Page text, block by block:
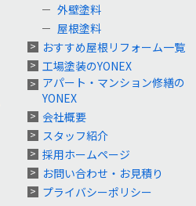
外壁塗料
屋根塗料
おすすめ屋根リフォーム一覧
工場塗装のYONEX
アパート・マンション修繕の
YONEX
会社概要
スタッフ紹介
採用ホームページ
お問い合わせ・お見積り
プライバシーポリシー